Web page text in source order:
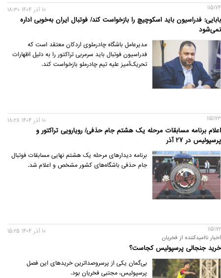
115174
بابایی: فدراسیون باید اسکوچیچ را بازخواست کند/ فوتبال ایران به‌خوبی اداره
نمی‌شود
10 آذر 1404 18:30
مدیرعامل باشگاه چادرملوی اردکان معتقد است که
فدراسیون فوتبال باید سرمربی تراکتور را به دلیل اظهارات
تحریک‌آمیز علیه تیم چادرملو بازخواست کند.
115173
اعلام برنامه مسابقات مرحله یک هشتم جام حذفی/ رویارویی تراکتور و
پرسپولیس در 27 آذر
10 آذر 1404 18:28
برنامه دیدارهای مرحله یک هشتم نهایی مسابقات فوتبال
جام حذفی باشگاه‌های کشور مشخص و اعلام شد.
115172
اخبار ناامیدکننده از فخریان
خرید جنجالی پرسپولیس کجاست؟
10 آذر 1404 15:25
بی‌گمان یکی از پرسروصداترین خریدهای این فصل
پرسپولیس، مجتبی فخریان بود.